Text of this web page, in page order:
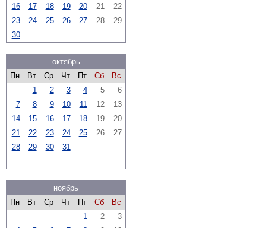
16
17 18 19 20 21
22
23
24 25 26 27 28
29
30
октябрь
Пн
Вт Ср Чт Пт Сб
Вс
1
2 3 4 5
6
7
8 9 10 11 12
13
14
15 16 17 18 19
20
21
22 23 24 25 26
27
28
29 30 31
ноябрь
Пн
Вт Ср Чт Пт Сб
Вс
1
2
3